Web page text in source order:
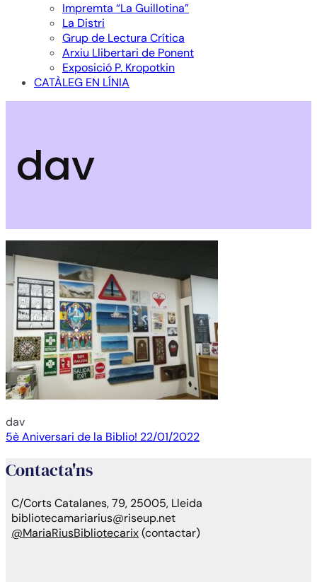
Impremta “La Guillotina”
La Distri
Grup de Lectura Crítica
Arxiu Llibertari de Ponent
Exposició P. Kropotkin
CATÀLEG EN LÍNIA
dav
dav
Navegación
de
5è Aniversari de la Biblio! 22/01/2022
Contacta'ns
C/Corts Catalanes, 79, 25005, Lleida
bibliotecamariarius@riseup.net
@MariaRiusBibliotecarix(contactar)